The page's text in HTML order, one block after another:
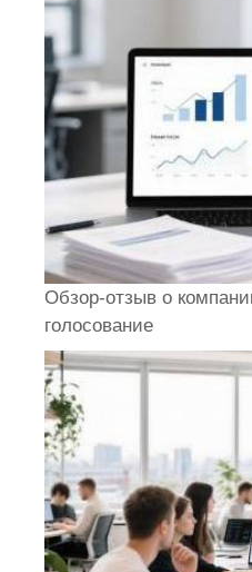
Обзор-отзыв о
голосование